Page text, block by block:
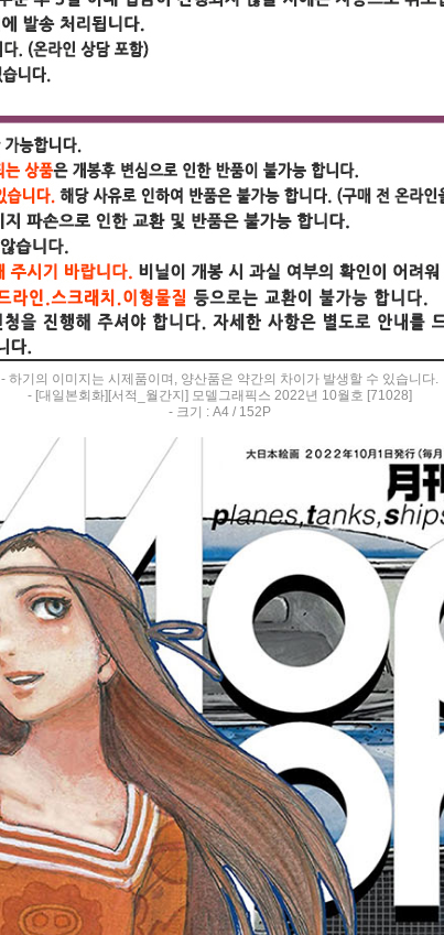
- 하기의 이미지는 시제품이며, 양산품은 약간의 차이가 발생할 수 있습니다.
- [대일본회화][서적_월간지] 모델그래픽스 2022년 10월호 [71028]
- 크기 : A4 / 152P